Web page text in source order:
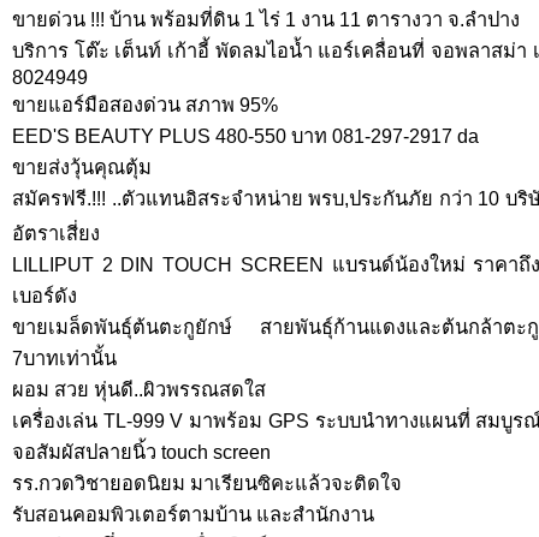
ขายด่วน !!! บ้าน พร้อมที่ดิน 1 ไร่ 1 งาน 11 ตารางวา จ.ลำปาง
บริการ โต๊ะ เต็นท์ เก้าอี้ พัดลมไอน้ำ แอร์เคลื่อนที่ จอพลาสม่า
8024949
ขายแอร์มือสองด่วน สภาพ 95%
EED'S BEAUTY PLUS 480-550 บาท 081-297-2917 da
ขายส่งวุ้นคุณตุ้ม
สมัครฟรี.!!! ..ตัวแทนอิสระจำหน่าย พรบ,ประกันภัย กว่า 10 บริษั
อัตราเสี่ยง
LILLIPUT 2 DIN TOUCH SCREEN แบรนด์น้องใหม่ ราคาถึ
เบอร์ดัง
ขายเมล็ดพันธุ์ต้นตะกูยักษ์ สายพันธุ์ก้านแดงและต้นกล้าตะกู
7บาทเท่านั้น
ผอม สวย หุ่นดี..ผิวพรรณสดใส
เครื่องเล่น TL-999 V มาพร้อม GPS ระบบนำทางแผนที่ สมบู
จอสัมผัสปลายนิ้ว touch screen
รร.กวดวิชายอดนิยม มาเรียนซิคะแล้วจะติดใจ
รับสอนคอมพิวเตอร์ตามบ้าน และสำนักงาน